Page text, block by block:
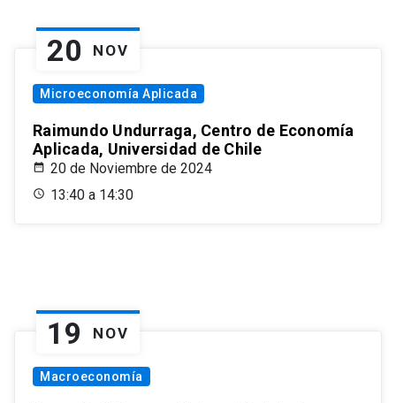
20 NOV
Microeconomía Aplicada
Raimundo Undurraga, Centro de Economía
Aplicada, Universidad de Chile
20 de Noviembre de 2024
13:40 a 14:30
19 NOV
Macroeconomía